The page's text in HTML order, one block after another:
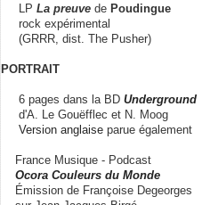
LP La preuve de Poudingue
rock expérimental
(GRRR, dist. The Pusher)
PORTRAIT
6 pages dans la BD Underground
d'A. Le Gouëfflec et N. Moog
Version anglaise parue également
France Musique - Podcast
Ocora Couleurs du Monde
Émission de Françoise Degeorges